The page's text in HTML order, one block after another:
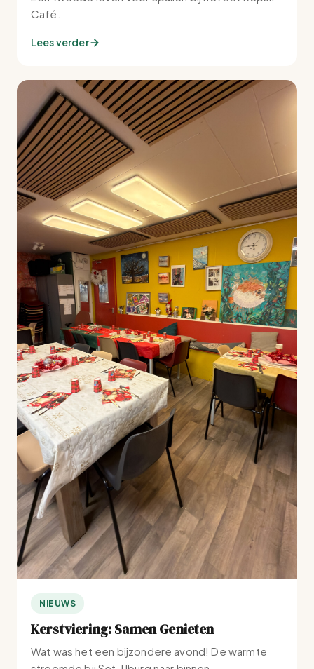
Café.
Lees verder
NIEUWS
Kerstviering: Samen Genieten
Wat was het een bijzondere avond! De warmte